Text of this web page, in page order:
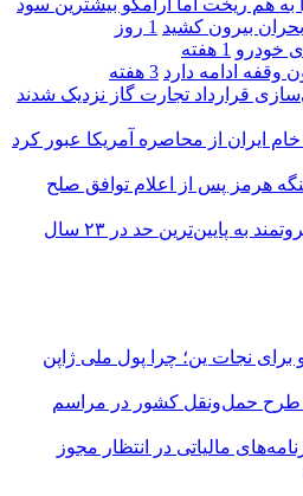
بحران بیرون کشید 1 روز
خودرو 1 هفته
وقفه ادامه دارد 3 هفته
قرارداد تجارت گاز نزدیک شدند
هرمز پس از اعلام توافق صلح
ذخایر نفت کشورهای ثروتمند به پایین‌ترین حد در ۲۳ سال
برای نجات ین؛ چرا پول ملی ژاپن
طرح حمل‌ونقل کشور در مراسم
مالیاتی در انتظار مجوز